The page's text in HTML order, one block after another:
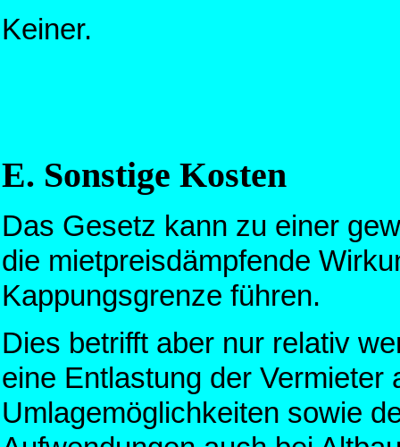
Keiner.
E. Sonstige Kosten
Das Gesetz kann zu einer
die mietpreisdämpfende
Kappungsgrenze führen.
Dies betrifft aber nur relativ
eine Entlastung der Vermieter
Umlagemöglichkeiten sowie